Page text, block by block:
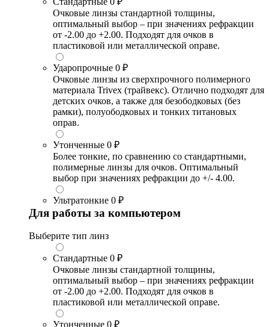
Очковые линзы стандартной толщины,
оптимальный выбор – при значениях рефракции
от -2.00 до +2.00. Подходят для очков в
пластиковой или металлической оправе.
Ударопрочные 0 ₽
Очковые линзы из сверхпрочного полимерного
материала Trivex (трайвекс). Отлично подходят для
детских очков, а также для безободковых (без
рамки), полуободковых и тонких титановых
оправ.
Утонченные 0 ₽
Более тонкие, по сравнению со стандартными,
полимерные линзы для очков. Оптимальный
выбор при значениях рефракции до +/- 4.00.
Ультратонкие 0 ₽
Для работы за компьютером
Выберите тип линз
Стандартные 0 ₽
Очковые линзы стандартной толщины,
оптимальный выбор – при значениях рефракции
от -2.00 до +2.00. Подходят для очков в
пластиковой или металлической оправе.
Утонченные 0 ₽